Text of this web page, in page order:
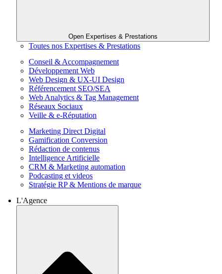
Open Expertises & Prestations
Toutes nos Expertises & Prestations
Conseil & Accompagnement
Développement Web
Web Design & UX-UI Design
Référencement SEO/SEA
Web Analytics & Tag Management
Réseaux Sociaux
Veille & e-Réputation
Marketing Direct Digital
Gamification Conversion
Rédaction de contenus
Intelligence Artificielle
CRM & Marketing automation
Podcasting et videos
Stratégie RP & Mentions de marque
L'Agence